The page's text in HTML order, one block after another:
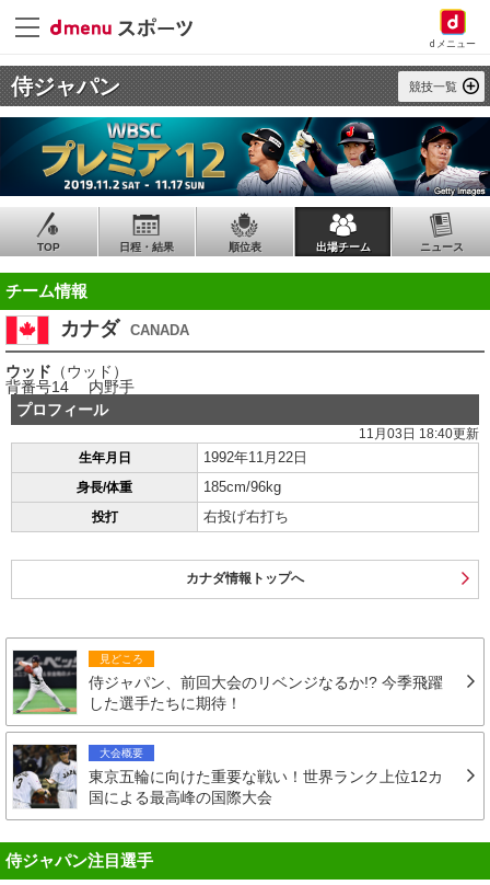
dメニュー
侍ジャパン 競技一覧
TOP 日程・結果 順位表 出場チーム ニュース
チーム情報
カナダ CANADA
ウッド （ウッド）
背番号14 内野手
プロフィール
11月03日 18:40更新
生年月日
1992年11月22日
身長/体重 185cm/96kg
投打 右投げ右打ち
カナダ情報トップへ
見どころ
侍ジャパン、前回大会のリベンジなるか!? 今季飛躍
した選手たちに期待！
大会概要
東京五輪に向けた重要な戦い！世界ランク上位12カ
国による最高峰の国際大会
侍ジャパン注目選手